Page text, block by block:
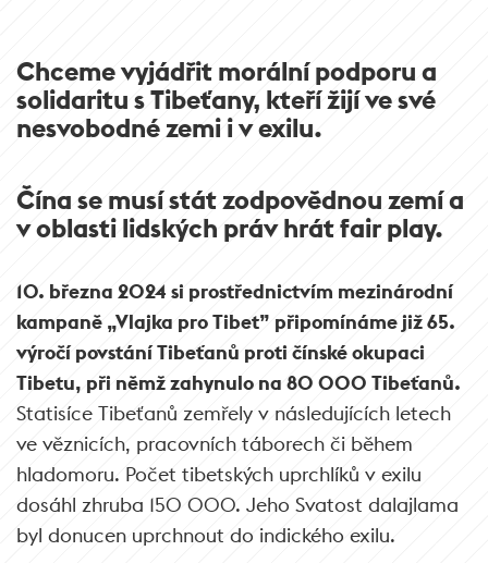
Chceme vyjádřit morální podporu a
solidaritu s Tibeťany, kteří žijí ve své
nesvobodné zemi i v exilu.
Čína se musí stát zodpovědnou zemí a
v oblasti lidských práv hrát fair play.
10. března 2024 si prostřednictvím mezinárodní
kampaně „Vlajka pro Tibet” připomínáme již 65.
výročí povstání Tibeťanů proti čínské okupaci
Tibetu, při němž zahynulo na 80 000 Tibeťanů.
Statisíce Tibeťanů zemřely v následujících letech
ve věznicích, pracovních táborech či během
hladomoru. Počet tibetských uprchlíků v exilu
dosáhl zhruba 150 000. Jeho Svatost dalajlama
byl donucen uprchnout do indického exilu.